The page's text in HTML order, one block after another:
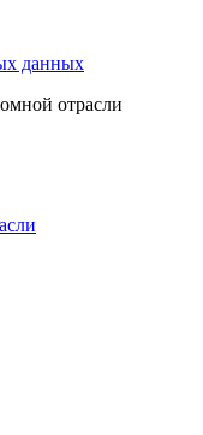
данных
отрасли